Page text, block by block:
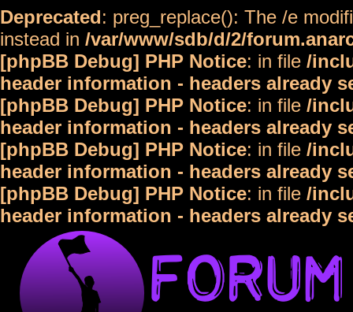
Deprecated: preg_replace(): The /e
instead in /var/www/sdb/d/2/
[phpBB Debug] PHP Notice: in file /
header information - headers already
[phpBB Debug] PHP Notice: in file /
header information - headers already
[phpBB Debug] PHP Notice: in file /
header information - headers already
[phpBB Debug] PHP Notice: in file /
header information - headers already